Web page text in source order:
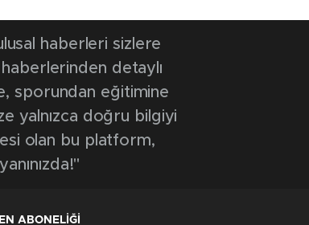
haberleri sizlere
detaylı
sporundan eğitimine
yalnızca doğru bilgiyi
olan bu platform,
ABONELİĞİ